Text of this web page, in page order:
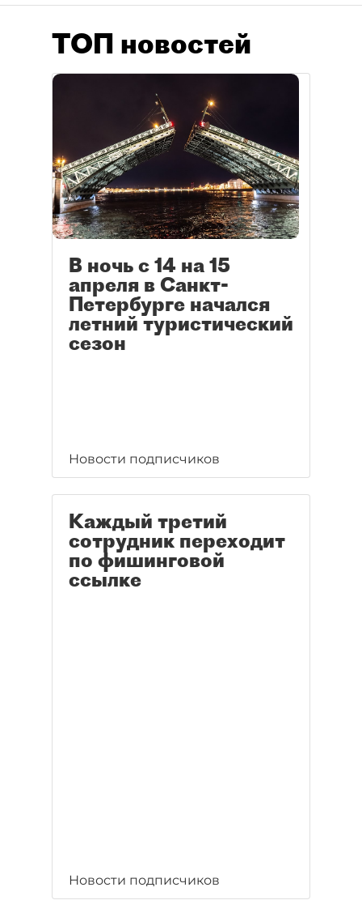
ТОП новостей
В ночь с 14 на 15
апреля в Санкт-
Петербурге начался
летний туристический
сезон
Новости подписчиков
Каждый третий
сотрудник переходит
по фишинговой
ссылке
Новости подписчиков